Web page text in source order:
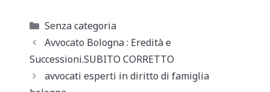
at
s
A
p
c
e
b
o
l di
vi
di
Categorie
Senza categoria
Avvocato Bologna : Eredità e
Successioni.SUBITO CORRETTO
avvocati esperti in diritto di famiglia